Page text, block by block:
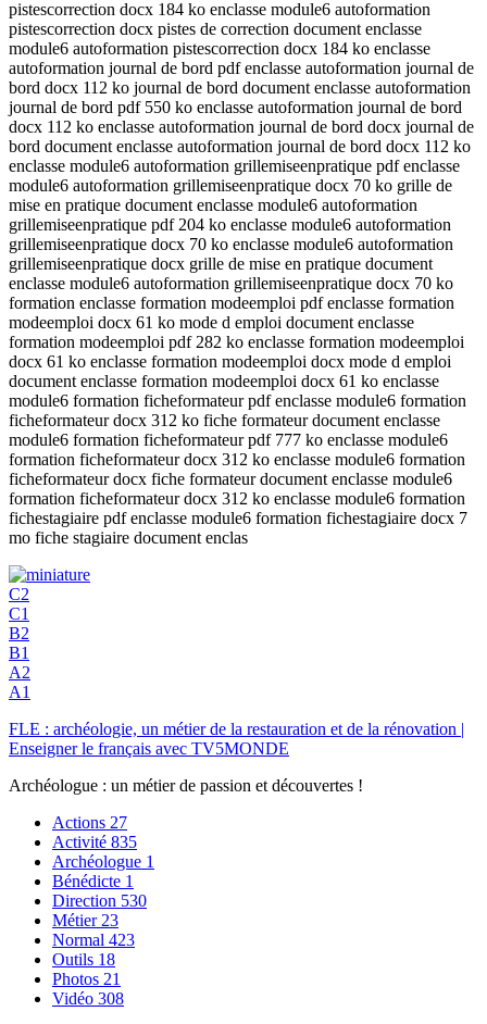
pistescorrection docx 184 ko enclasse module6 autoformation
pistescorrection docx pistes de correction document enclasse
module6 autoformation pistescorrection docx 184 ko enclasse
autoformation journal de bord pdf enclasse autoformation journal de
bord docx 112 ko journal de bord document enclasse autoformation
journal de bord pdf 550 ko enclasse autoformation journal de bord
docx 112 ko enclasse autoformation journal de bord docx journal de
bord document enclasse autoformation journal de bord docx 112 ko
enclasse module6 autoformation grillemiseenpratique pdf enclasse
module6 autoformation grillemiseenpratique docx 70 ko grille de
mise en pratique document enclasse module6 autoformation
grillemiseenpratique pdf 204 ko enclasse module6 autoformation
grillemiseenpratique docx 70 ko enclasse module6 autoformation
grillemiseenpratique docx grille de mise en pratique document
enclasse module6 autoformation grillemiseenpratique docx 70 ko
formation enclasse formation modeemploi pdf enclasse formation
modeemploi docx 61 ko mode d emploi document enclasse
formation modeemploi pdf 282 ko enclasse formation modeemploi
docx 61 ko enclasse formation modeemploi docx mode d emploi
document enclasse formation modeemploi docx 61 ko enclasse
module6 formation ficheformateur pdf enclasse module6 formation
ficheformateur docx 312 ko fiche formateur document enclasse
module6 formation ficheformateur pdf 777 ko enclasse module6
formation ficheformateur docx 312 ko enclasse module6 formation
ficheformateur docx fiche formateur document enclasse module6
formation ficheformateur docx 312 ko enclasse module6 formation
fichestagiaire pdf enclasse module6 formation fichestagiaire docx 7
mo fiche stagiaire document enclas
C2
C1
B2
B1
A2
A1
FLE : archéologie, un métier de la restauration et de la rénovation |
Enseigner le français avec TV5MONDE
Archéologue : un métier de passion et découvertes !
Actions 27
Activité 835
Archéologue 1
Bénédicte 1
Direction 530
Métier 23
Normal 423
Outils 18
Photos 21
Vidéo 308